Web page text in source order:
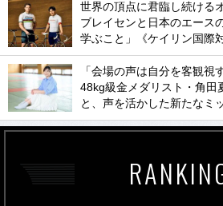
世界の頂点に君臨し続ける
ブレイセンと日本のエース
学ぶこと」《ケイリン国際
「会場の声は自分を客観視
48kg級金メダリスト・角田
と、声を活かした新たなミ